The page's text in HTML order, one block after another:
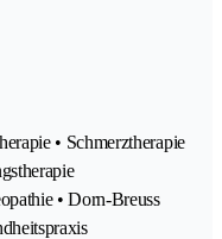
• Schmerztherapie
• Dorn-Breuss